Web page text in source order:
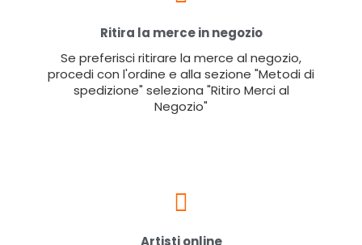
Ritira la merce in negozio
Se preferisci ritirare la merce al negozio,
procedi con l'ordine e alla sezione "Metodi di
spedizione" seleziona "Ritiro Merci al
Negozio"
Artisti online